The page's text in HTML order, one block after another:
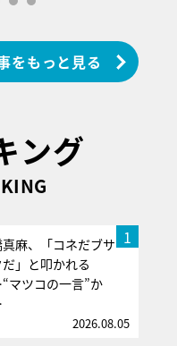
をもっと見る
ング
1
麻、「コネだブサ
」と叩かれる
マツコの一言”か
2026.08.05